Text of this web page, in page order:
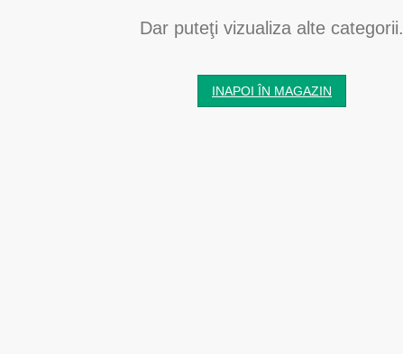
Dar puteţi vizualiza alte categorii.
INAPOI ÎN MAGAZIN